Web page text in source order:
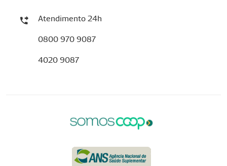
Atendimento 24h
0800 970 9087
4020 9087